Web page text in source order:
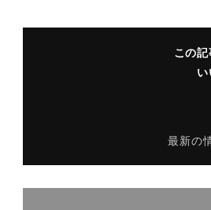
この
最新の